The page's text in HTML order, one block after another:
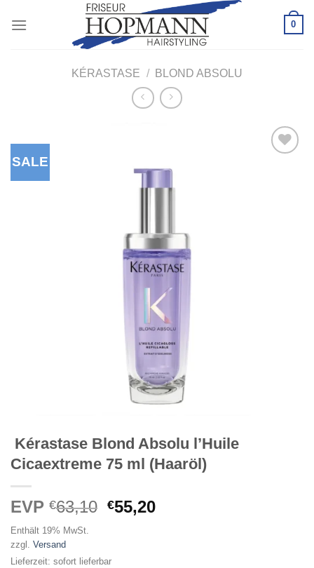
Inhalt
0
KÉRASTASE / BLOND ABSOLU
SALE
Kérastase Blond Absolu l’Huile
Cicaextreme 75 ml (Haaröl)
EVP €63,10 Ursprünglicher
€63,10
€55,20Aktueller
Enthält 19% MwSt.
zzgl. Versand
Lieferzeit: sofort lieferbar